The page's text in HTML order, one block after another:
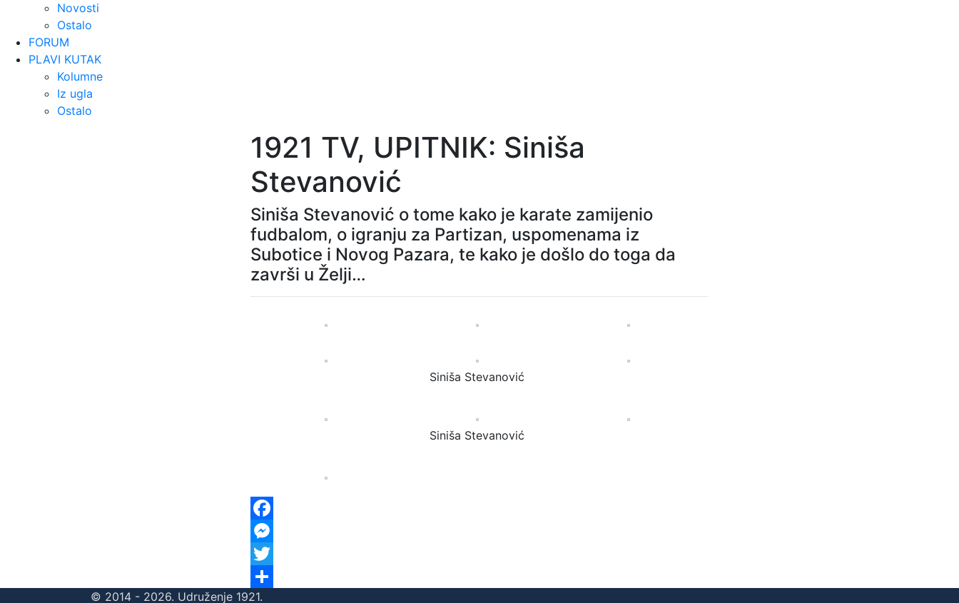
Novosti
Ostalo
FORUM
PLAVI KUTAK
Kolumne
Iz ugla
Ostalo
1921 TV, UPITNIK: Siniša
Stevanović
Siniša Stevanović o tome kako je karate zamijenio
fudbalom, o igranju za Partizan, uspomenama iz
Subotice i Novog Pazara, te kako je došlo do toga da
završi u Želji…
Siniša Stevanović
Siniša Stevanović
Facebook
Messenger
Twitter
Share
© 2014 - 2026. Udruženje 1921.